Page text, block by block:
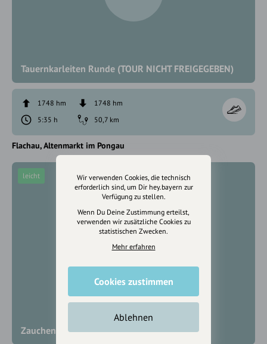
Tauernkarleiten Runde (TOUR NICHT FREIGEGEBEN)
1748 hm
1748 hm
5:35 h
50,7 km
Flachau Altenmarkt im Pongau
Zauchensee-Tour (SW 23)
leicht
Wir verwenden Cookies, die technisch
erforderlich sind, um Dir hey.bayern zur
Verfügung zu stellen.
Wenn Du Deine Zustimmung erteilst,
verwenden wir zusätzliche Cookies zu
statistischen Zwecken.
Mehr erfahren
Cookies zustimmen
Ablehnen